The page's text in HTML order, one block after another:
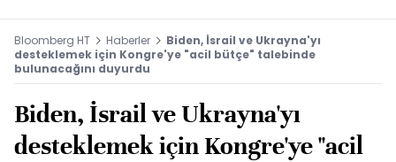
Bloomberg HT Haberler
Biden, İsrail ve Ukrayna'yı
desteklemek için Kongre'ye "acil bütçe" talebinde
bulunacağını duyurdu
Biden, İsrail ve Ukrayna'yı
desteklemek için Kongre'ye "acil